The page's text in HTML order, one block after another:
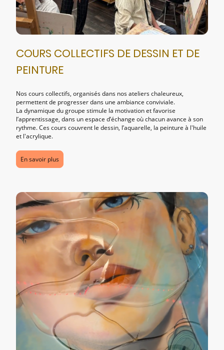
COURS COLLECTIFS DE DESSIN ET DE
PEINTURE
Nos cours collectifs, organisés dans nos ateliers chaleureux,
permettent de progresser dans une ambiance conviviale.
La dynamique du groupe stimule la motivation et favorise
l’apprentissage, dans un espace d’échange où chacun avance à son
rythme. Ces cours couvrent le dessin, l’aquarelle, la peinture à l'huile
et l'acrylique.
En savoir plus